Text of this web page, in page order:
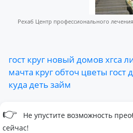
Рехаб Центр профессионального
гост круг новый домов хгса
мачта круг обточ цветы гост
куда деть займ
👉
Не упустите возможность
сейчас!